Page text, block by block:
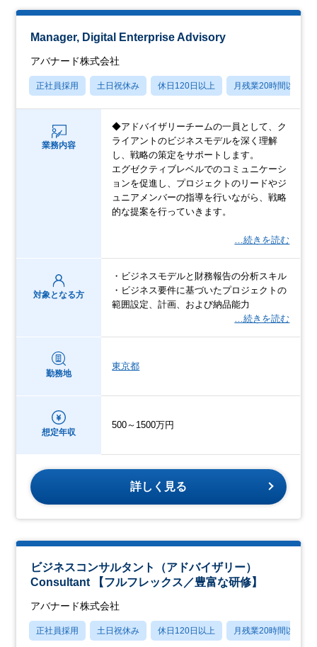
Manager, Digital Enterprise Advisory
アバナード株式会社
正社員採用 土日祝休み 休日120日以上 月残業20時間以内
業務内容
◆アドバイザリーチームの一員として、ク
ライアントのビジネスモデルを深く理解
し、戦略の策定をサポートします。
エグゼクティブレベルでのコミュニケーシ
ョンを促進し、プロジェクトのリードやジ
ュニアメンバーの指導を行いながら、戦略
的な提案を行っていきます。
…続きを読む
対象となる方
・ビジネスモデルと財務報告の分析スキル
・ビジネス要件に基づいたプロジェクトの
範囲設定、計画、および納品能力
…続きを読む
勤務地
東京都
想定年収
500～1500万円
詳しく見る
ビジネスコンサルタント（アドバイザリー）
Consultant 【フルフレックス／豊富な研修】
アバナード株式会社
正社員採用 土日祝休み 休日120日以上 月残業20時間以内